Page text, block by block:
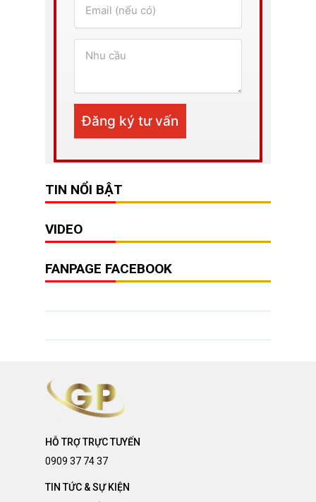
TIN NỔI BẬT
VIDEO
FANPAGE FACEBOOK
HỖ TRỢ TRỰC TUYẾN
0909 37 74 37
TIN TỨC & SỰ KIỆN